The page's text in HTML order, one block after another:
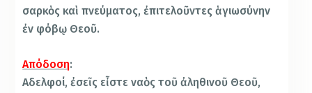
σαρκὸς καὶ πνεύματος, ἐπιτελοῦντες ἁγιωσύνην
ἐν φόβῳ Θεοῦ.
Απόδοση:
Αδελφοί, ἐσεῖς εἶστε ναὸς τοῦ ἀληθινοῦ Θεοῦ,